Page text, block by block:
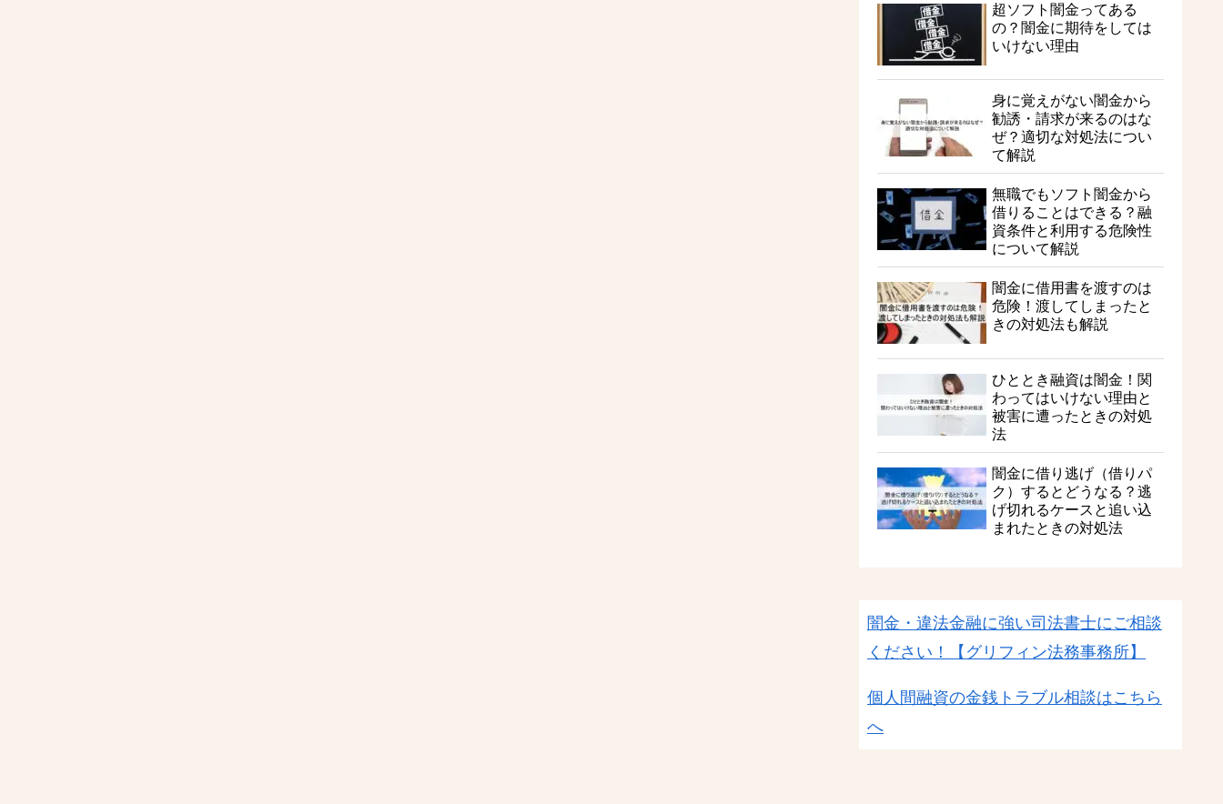
超ソフト闇金ってある
の？闇金に期待をしては
いけない理由
身に覚えがない闇金から
勧誘・請求が来るのはな
ぜ？適切な対処法につい
て解説
無職でもソフト闇金から
借りることはできる？融
資条件と利用する危険性
について解説
闇金に借用書を渡すのは
危険！渡してしまったと
きの対処法も解説
ひととき融資は闇金！関
わってはいけない理由と
被害に遭ったときの対処
法
闇金に借り逃げ（借りパ
ク）するとどうなる？逃
げ切れるケースと追い込
まれたときの対処法
闇金・違法金融に強い司法書士にご相談
ください！
【グリフィン法務事務所】
個人間融資の金銭トラブル相談はこちら
へ